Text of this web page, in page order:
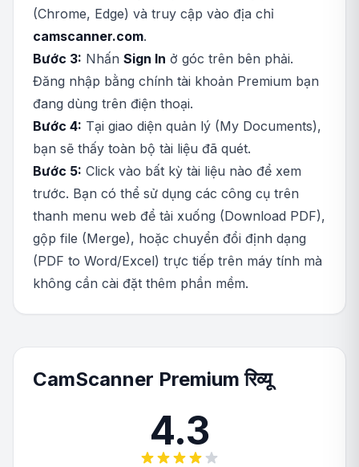
(Chrome, Edge) và truy cập vào địa chỉ
camscanner.com.
Bước 3: Nhấn Sign In ở góc trên bên phải.
Đăng nhập bằng chính tài khoản Premium bạn
đang dùng trên điện thoại.
Bước 4: Tại giao diện quản lý (My Documents),
bạn sẽ thấy toàn bộ tài liệu đã quét.
Bước 5: Click vào bất kỳ tài liệu nào để xem
trước. Bạn có thể sử dụng các công cụ trên
thanh menu web để tải xuống (Download PDF),
gộp file (Merge), hoặc chuyển đổi định dạng
(PDF to Word/Excel) trực tiếp trên máy tính mà
không cần cài đặt thêm phần mềm.
CamScanner Premium रिव्यू
4.3